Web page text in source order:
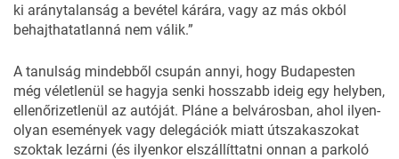
ki aránytalanság a bevétel kárára, vagy az más okból
behajthatatlanná nem válik.”
A tanulság mindebből csupán annyi, hogy Budapesten
még véletlenül se hagyja senki hosszabb ideig egy helyben,
ellenőrizetlenül az autóját. Pláne a belvárosban, ahol ilyen-
olyan események vagy delegációk miatt útszakaszokat
szoktak lezárni (és ilyenkor elszállíttatni onnan a parkoló